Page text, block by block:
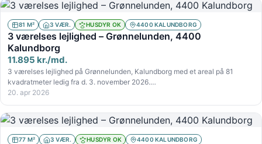
81 M² 3 VÆR. HUSDYR OK 4400 KALUNDBORG
3 værelses lejlighed – Grønnelunden, 4400
Kalundborg
11.895 kr./md.
3 værelses lejlighed på Grønnelunden, Kalundborg med et areal på 81
kvadratmeter ledig fra d. 3. november 2026.…
20. apr 2026
77 M² 3 VÆR. HUSDYR OK 4400 KALUNDBORG